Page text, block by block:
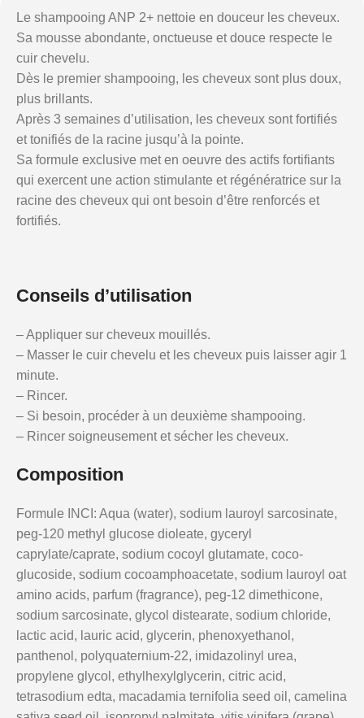
Le shampooing ANP 2+ nettoie en douceur les cheveux.
Sa mousse abondante, onctueuse et douce respecte le
cuir chevelu.
Dès le premier shampooing, les cheveux sont plus doux,
plus brillants.
Après 3 semaines d’utilisation, les cheveux sont fortifiés
et tonifiés de la racine jusqu’à la pointe.
Sa formule exclusive met en oeuvre des actifs fortifiants
qui exercent une action stimulante et régénératrice sur la
racine des cheveux qui ont besoin d’être renforcés et
fortifiés.
Conseils d’utilisation
– Appliquer sur cheveux mouillés.
– Masser le cuir chevelu et les cheveux puis laisser agir 1
minute.
– Rincer.
– Si besoin, procéder à un deuxième shampooing.
– Rincer soigneusement et sécher les cheveux.
Composition
Formule INCI: Aqua (water), sodium lauroyl sarcosinate,
peg-120 methyl glucose dioleate, gyceryl
caprylate/caprate, sodium cocoyl glutamate, coco-
glucoside, sodium cocoamphoacetate, sodium lauroyl oat
amino acids, parfum (fragrance), peg-12 dimethicone,
sodium sarcosinate, glycol distearate, sodium chloride,
lactic acid, lauric acid, glycerin, phenoxyethanol,
panthenol, polyquaternium-22, imidazolinyl urea,
propylene glycol, ethylhexylglycerin, citric acid,
tetrasodium edta, macadamia ternifolia seed oil, camelina